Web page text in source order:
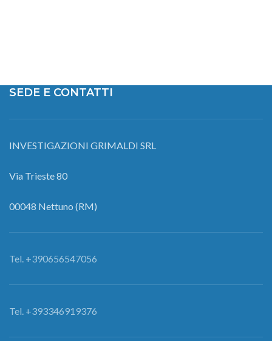
SEDE E CONTATTI
INVESTIGAZIONI GRIMALDI SRL
Via Trieste 80
00048 Nettuno (RM)
Tel. +390656547056
Tel. +393346919376